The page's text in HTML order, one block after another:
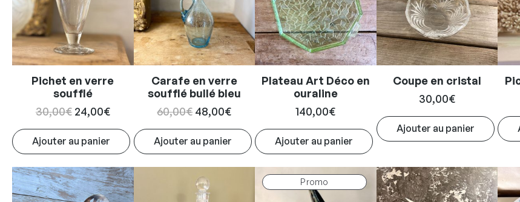
Pichet en verre
soufflé
30,00€ Le
prix
initial
30,00€.
24,00€Le
prix
actuel
24,00€.
Ajouter au panier
Carafe en verre
soufflé bullé bleu
60,00€ Le
prix
initial
60,00€.
48,00€Le
prix
actuel
48,00€.
Ajouter au panier
Plateau Art Déco en
ouraline
140,00€
Ajouter au panier
Coupe en cristal
30,00€
Ajouter au panier
Promo
en